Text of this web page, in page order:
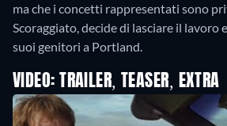
ma che i concetti rappresentati sono
Scoraggiato, decide di lasciare il lavoro
suoi genitori a Portland.
VIDEO: TRAILER, TEASER, EXTRA